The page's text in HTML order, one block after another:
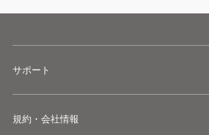
サポート
規約・会社情報